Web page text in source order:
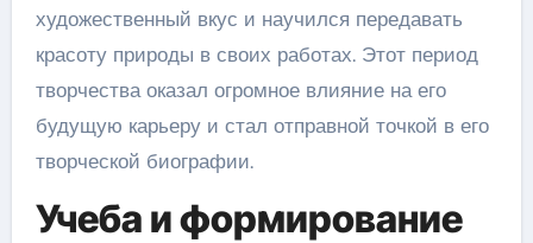
художественный вкус и научился передавать
красоту природы в своих работах. Этот период
творчества оказал огромное влияние на его
будущую карьеру и стал отправной точкой в его
творческой биографии.
Учеба и формирование